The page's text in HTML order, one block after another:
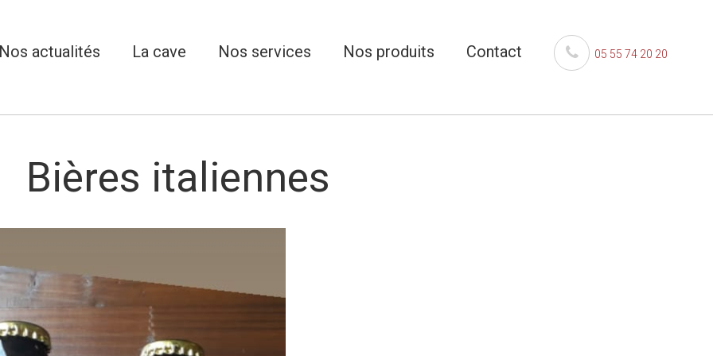
Nos actualités La cave Nos services Nos produits Contact 05 55 74 20 20
Bières italiennes